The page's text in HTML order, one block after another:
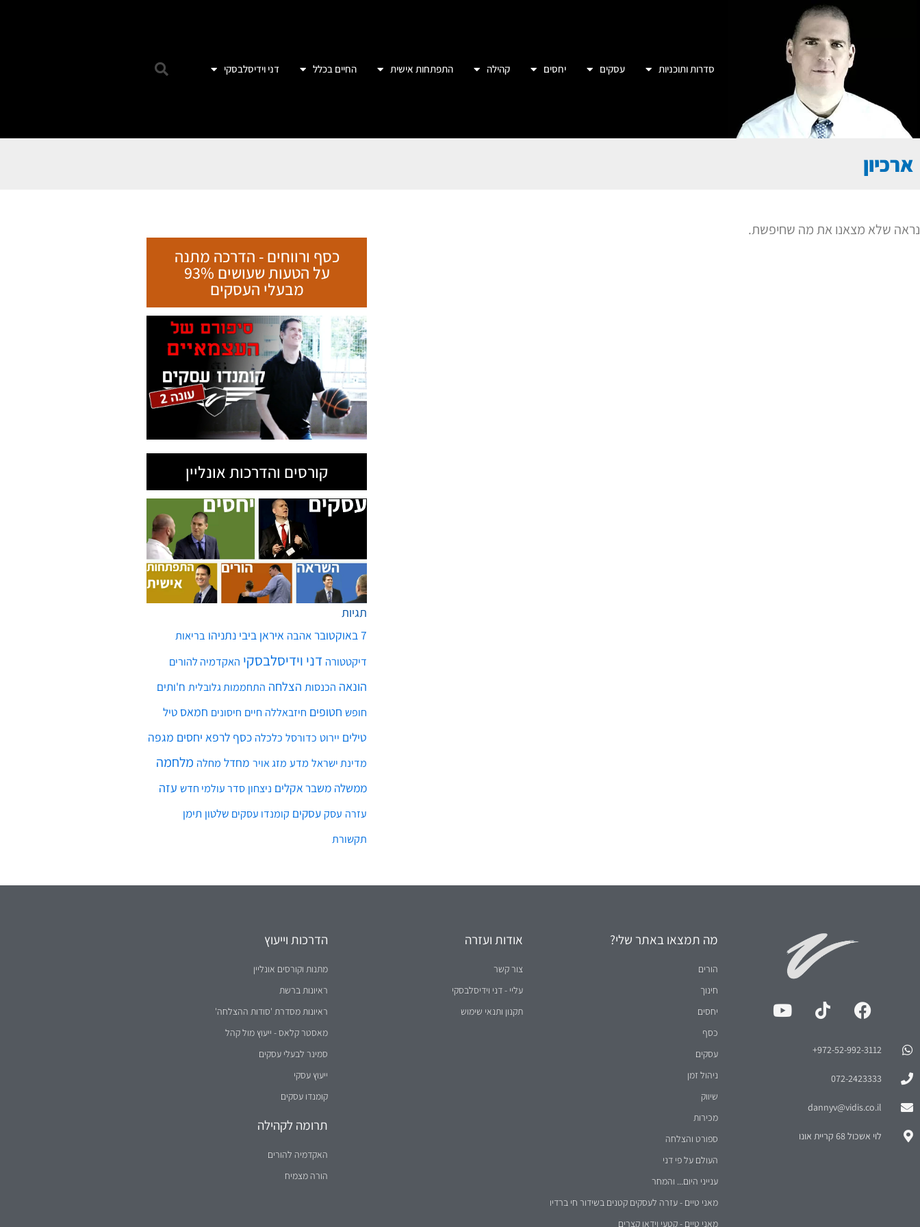
סדרות ותוכניות עסקים יחסים קהילה התפתחות אישית החיים בכלל דני וידיסלבסקי
ארכיון
נראה שלא מצאנו את מה שחיפשת.
כסף ורווחים - הדרכה מתנה
על הטעות שעושים 93%
מבעלי העסקים
קורסים והדרכות אונליין
תגיות
7 באוקטובר
אהבה איראן ביבי נתניהו בריאות
דיקטטורה דני וידיסלבסקי האקדמיה להורים
הונאה הכנסות הצלחה התחממות גלובלית ח'ותים
חופש חטופים חיזבאללה חיים חיסונים חמאס טיל
טילים יירוט כדורסל כלכלה כסף לרפא יחסים מגפה
מדינת ישראל מדע מזג אויר מחדל מחלה מלחמה
ממשלה משבר אקלים ניצחון סדר עולמי חדש עזה
עזרה עסק עסקים קומנדו עסקים שלטון תימן
תקשורת
972-52-992-3112⁩+
072-2423333
dannyv@vidis.co.il
לוי אשכול 68 קריית אונו
מה תמצאו באתר שלי?
הורים
חינוך
יחסים
כסף
עסקים
ניהול זמן
שיווק
מכירות
ספורט והצלחה
העולם על פי דני
ענייני היום... והמחר
מאני טיים - עזרה לעסקים קטנים בשידור חי ברדיו
מאני טיים - קטעי וידאו קצרים
אודות ועזרה
צור קשר
עליי - דני וידיסלבסקי
תקנון ותנאי שימוש
הדרכות וייעוץ
מתנות וקורסים אונליין
ראיונות ברשת
ראיונות מסדרת 'סודות ההצלחה'
מאסטר קלאס - ייעוץ מול קהל
סמינר לבעלי עסקים
ייעוץ עסקי
קומנדו עסקים
תרומה לקהילה
האקדמיה להורים
הורה מצמיח